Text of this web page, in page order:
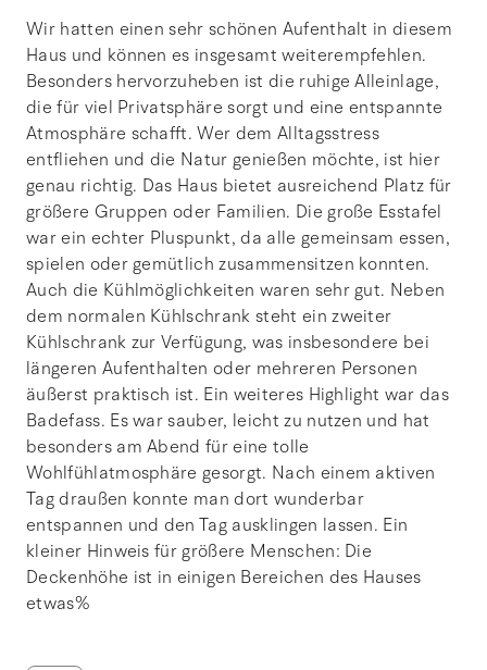
Wir hatten einen sehr schönen Aufenthalt in diesem
Haus und können es insgesamt weiterempfehlen.
Besonders hervorzuheben ist die ruhige Alleinlage,
die für viel Privatsphäre sorgt und eine entspannte
Atmosphäre schafft. Wer dem Alltagsstress
entfliehen und die Natur genießen möchte, ist hier
genau richtig. Das Haus bietet ausreichend Platz für
größere Gruppen oder Familien. Die große Esstafel
war ein echter Pluspunkt, da alle gemeinsam essen,
spielen oder gemütlich zusammensitzen konnten.
Auch die Kühlmöglichkeiten waren sehr gut. Neben
dem normalen Kühlschrank steht ein zweiter
Kühlschrank zur Verfügung, was insbesondere bei
längeren Aufenthalten oder mehreren Personen
äußerst praktisch ist. Ein weiteres Highlight war das
Badefass. Es war sauber, leicht zu nutzen und hat
besonders am Abend für eine tolle
Wohlfühlatmosphäre gesorgt. Nach einem aktiven
Tag draußen konnte man dort wunderbar
entspannen und den Tag ausklingen lassen. Ein
kleiner Hinweis für größere Menschen: Die
Deckenhöhe ist in einigen Bereichen des Hauses
etwas%